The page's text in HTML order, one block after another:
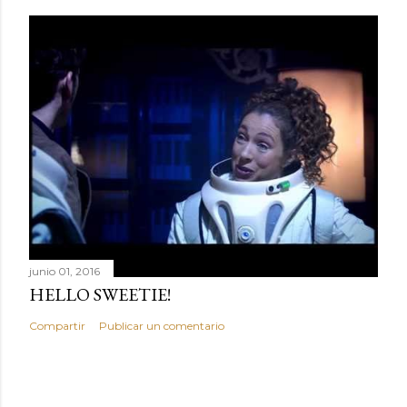
r
o
junio 01, 2016
HELLO SWEETIE!
Compartir Publicar un comentario